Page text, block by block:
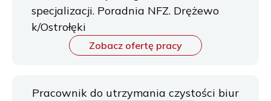
specjalizacji. Poradnia NFZ. Drężewo
k/Ostrołęki
Zobacz ofertę pracy
Pracownik do utrzymania czystości biur